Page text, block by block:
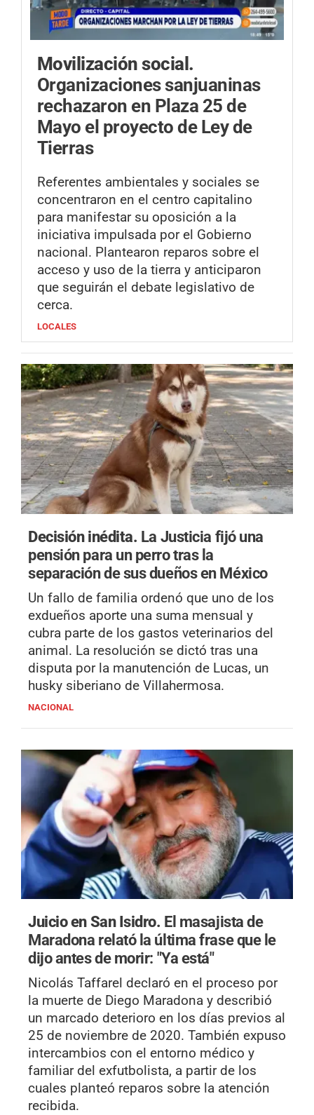
Movilización social.
Organizaciones sanjuaninas
rechazaron en Plaza 25 de
Mayo el proyecto de Ley de
Tierras
Referentes ambientales y sociales se
concentraron en el centro capitalino
para manifestar su oposición a la
iniciativa impulsada por el Gobierno
nacional. Plantearon reparos sobre el
acceso y uso de la tierra y anticiparon
que seguirán el debate legislativo de
cerca.
LOCALES
Decisión inédita. La Justicia fijó una
pensión para un perro tras la
separación de sus dueños en México
Un fallo de familia ordenó que uno de los
exdueños aporte una suma mensual y
cubra parte de los gastos veterinarios del
animal. La resolución se dictó tras una
disputa por la manutención de Lucas, un
husky siberiano de Villahermosa.
NACIONAL
Juicio en San Isidro. El masajista de
Maradona relató la última frase que le
dijo antes de morir: "Ya está"
Nicolás Taffarel declaró en el proceso por
la muerte de Diego Maradona y describió
un marcado deterioro en los días previos al
25 de noviembre de 2020. También expuso
intercambios con el entorno médico y
familiar del exfutbolista, a partir de los
cuales planteó reparos sobre la atención
recibida.